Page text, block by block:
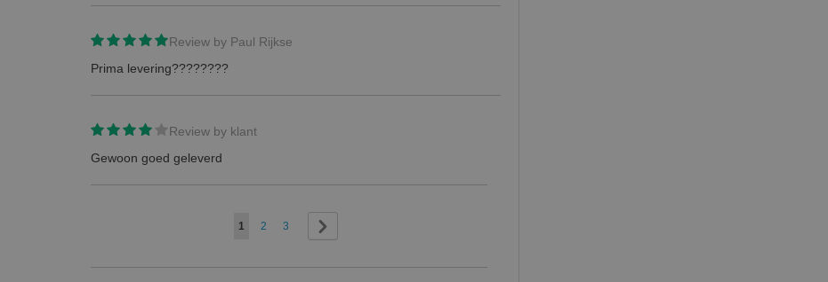
Review by Paul Rijkse
Prima levering????????
Review by klant
Gewoon goed geleverd
Page
You're currently reading page
1 Page
2 Page
3